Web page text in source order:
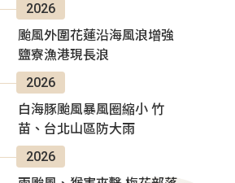
2026
颱風外圍花蓮沿海風浪增強
鹽寮漁港現長浪
2026
白海豚颱風暴風圈縮小 竹
苗、台北山區防大雨
2026